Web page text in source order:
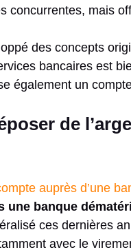
concurrentes, mais
des concepts
bancaires est
également un
de
auprès d’une
une banque
ces dernières
avec le